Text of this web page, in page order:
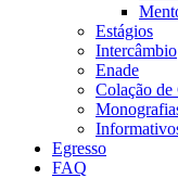
Estágios
Intercâmbio
Enade
Colação de
Egresso
FAQ